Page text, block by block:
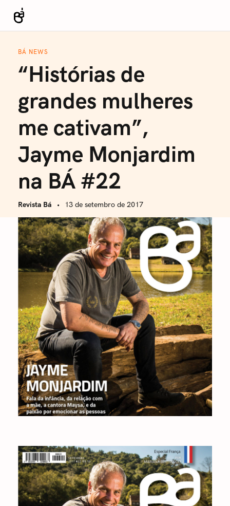
i
Revista Bá
BÁ NEWS
“Histórias de
grandes mulheres
me cativam”,
Jayme Monjardim
na BÁ #22
Revista Bá 13 de setembro de 2017